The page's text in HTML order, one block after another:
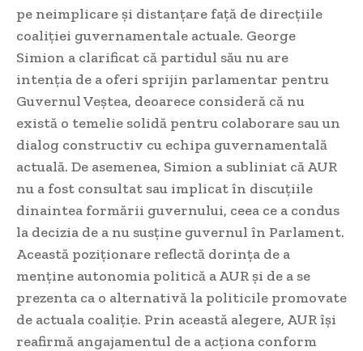
pe neimplicare și distanțare față de direcțiile
coaliției guvernamentale actuale. George
Simion a clarificat că partidul său nu are
intenția de a oferi sprijin parlamentar pentru
Guvernul Veștea, deoarece consideră că nu
există o temelie solidă pentru colaborare sau un
dialog constructiv cu echipa guvernamentală
actuală. De asemenea, Simion a subliniat că AUR
nu a fost consultat sau implicat în discuțiile
dinaintea formării guvernului, ceea ce a condus
la decizia de a nu susține guvernul în Parlament.
Această poziționare reflectă dorința de a
menține autonomia politică a AUR și de a se
prezenta ca o alternativă la politicile promovate
de actuala coaliție. Prin această alegere, AUR își
reafirmă angajamentul de a acționa conform